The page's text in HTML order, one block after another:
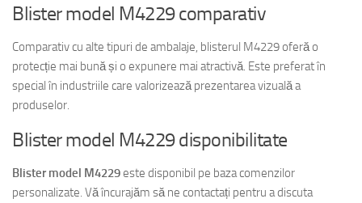
Blister model M4229 comparativ
Comparativ cu alte tipuri de ambalaje, blisterul M4229 oferă o
protecție mai bună și o expunere mai atractivă. Este preferat în
special în industriile care valorizează prezentarea vizuală a
produselor.
Blister model M4229 disponibilitate
Blister model M4229este disponibil pe baza comenzilor
personalizate. Vă încurajăm să ne contactați pentru a discuta